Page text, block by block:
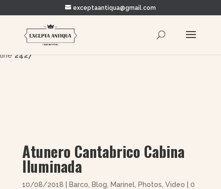
Warning: Trying to access array offset on value of type bool in
/home/clients/
content/themes/Divi/includes/builder/functions.php
line2427
exceptaantiqua@gmail.com
Atunero Cantabrico Cabina
Iluminada
10/08/2018 Barco Blog Marinel, Photos Video
0